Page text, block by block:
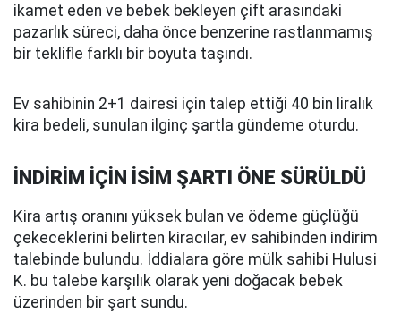
ikamet eden ve bebek bekleyen çift arasındaki
pazarlık süreci, daha önce benzerine rastlanmamış
bir teklifle farklı bir boyuta taşındı.
Ev sahibinin 2+1 dairesi için talep ettiği 40 bin liralık
kira bedeli, sunulan ilginç şartla gündeme oturdu.
İNDİRİM İÇİN İSİM ŞARTI ÖNE SÜRÜLDÜ
Kira artış oranını yüksek bulan ve ödeme güçlüğü
çekeceklerini belirten kiracılar, ev sahibinden indirim
talebinde bulundu. İddialara göre mülk sahibi Hulusi
K. bu talebe karşılık olarak yeni doğacak bebek
üzerinden bir şart sundu.